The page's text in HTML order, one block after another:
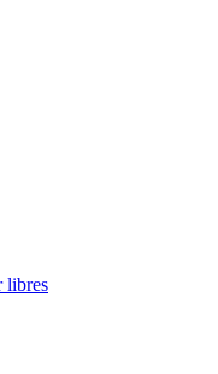
libres